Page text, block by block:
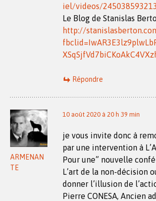
iel/videos/
Le Blog de Stanislas
http://
Répondre
ARMENAN
TE
10 août 2020 à 20 h 39 min
je vous invite donc à
par une intervention à
Pour une” nouvelle
L’art de la non-décision
donner l’illusion de
Pierre CONESA, Ancien